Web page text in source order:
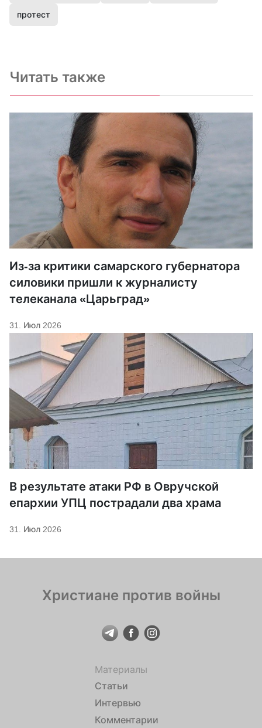
протест
Читать также
Из-за критики самарского губернатора
силовики пришли к журналисту
телеканала «Царьград»
31. Июл 2026
В результате атаки РФ в Овручской
епархии УПЦ пострадали два храма
31. Июл 2026
Христиане против войны
Материалы
Статьи
Интервью
Комментарии